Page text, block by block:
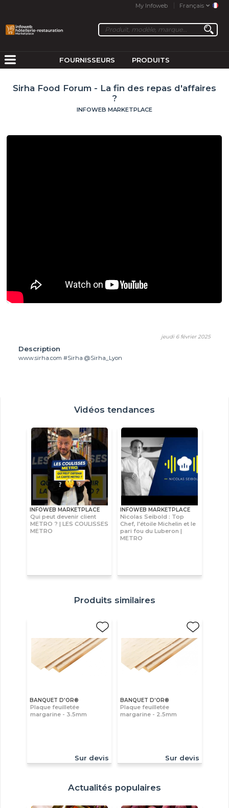
My Infoweb Français
FOURNISSEURS PRODUITS
Sirha Food Forum - La fin des repas d'affaires
?
INFOWEB MARKETPLACE
jeudi 6 février 2025
Description
www.sirha.com #Sirha @Sirha_Lyon
Vidéos tendances
INFOWEB MARKETPLACE
Qui peut devenir client
METRO ? | LES COULISSES
METRO
INFOWEB MARKETPLACE
Nicolas Seibold : Top
Chef, l'étoile Michelin et le
pari fou du Luberon |
METRO
Produits similaires
BANQUET D'OR®
Plaque feuilletée
margarine - 3.5mm
Sur devis
BANQUET D'OR®
Plaque feuilletée
margarine - 2.5mm
Sur devis
Actualités populaires